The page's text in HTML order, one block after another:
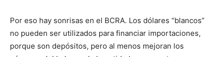
Por eso hay sonrisas en el BCRA. Los dólares “blancos”
no pueden ser utilizados para financiar importaciones,
porque son depósitos, pero al menos mejoran los